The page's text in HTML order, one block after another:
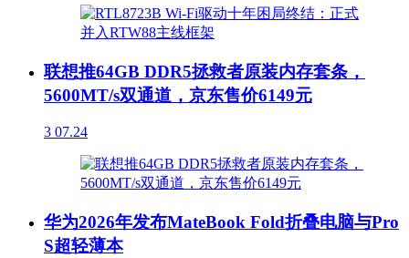
联想推64GB DDR5拯救者原装内存套条，
5600MT/s双通道，京东售价6149元
3 07.24
华为2026年发布MateBook Fold折叠电脑与Pro
S超轻薄本